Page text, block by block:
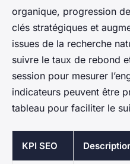
organique, progression
clés stratégiques et
issues de la recherche
suivre le taux de rebond
session pour mesurer
indicateurs peuvent être
tableau pour faciliter le
KPI SEO